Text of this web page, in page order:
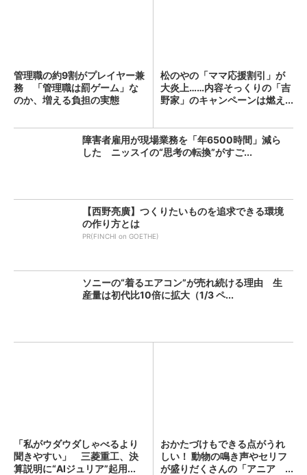
管理職の約9割がプレイヤー兼
務 「管理職は罰ゲーム」な
のか、増える負担の実態
松のやの「ママ応援割引」が
大炎上……内容そっくりの「吉
野家」のキャンペーンは燃え...
障害者雇用が現場業務を「年6500時間」減ら
した ニッスイの“思考の転換”がすご...
【西野亮廣】つくりたいものを追求できる環境
の作り方とは
PR(FINCHI on GOETHE)
ソニーの“着るエアコン”が売れ続ける理由 生
産量は初代比10倍に拡大（1/3 ペ...
「私がウダウダしゃべるより
聞きやすい」 三菱重工、決
算説明に“AIジュリア”起用...
おかたづけもできる点がうれ
しい！ 動物の鳴き声やセリフ
が盛りだくさんの「アニア ...